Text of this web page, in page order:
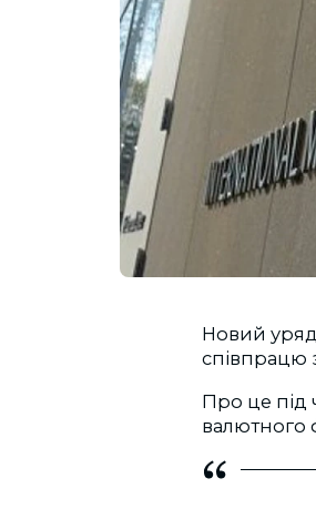
Новий
співпрацю
Про це під
валютного